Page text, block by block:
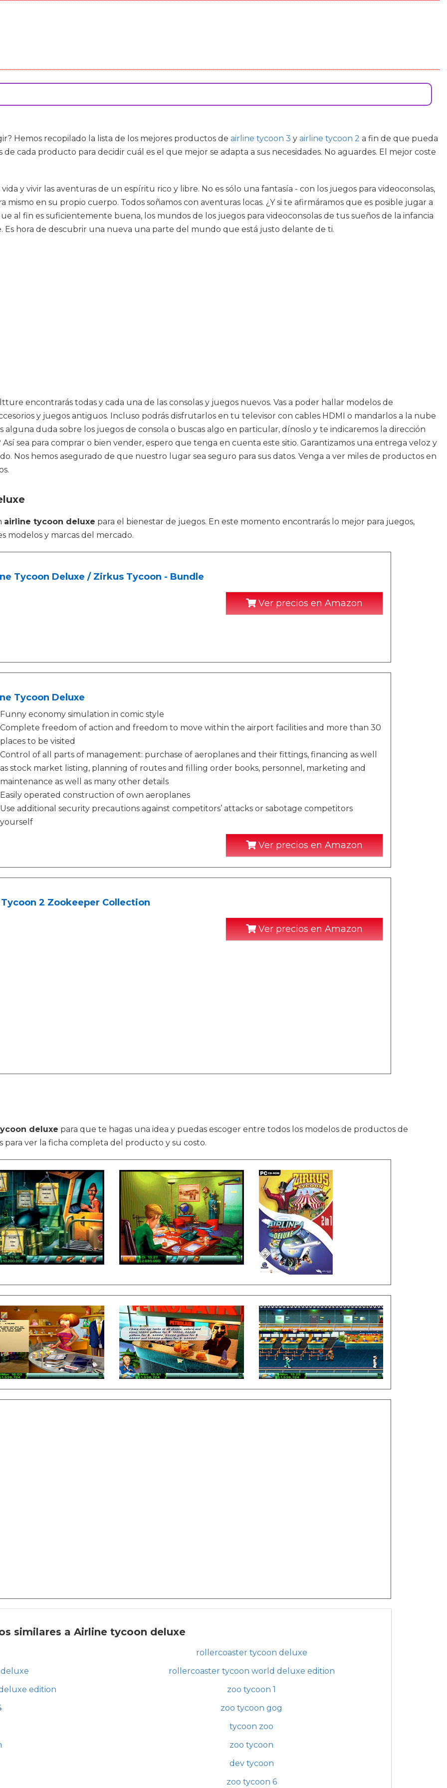
Hemos recopilado la lista de los mejores productos de airline tycoon 3 y airline tycoon 2 a fin de que pueda
cada producto para decidir cuál es el que mejor se adapta a sus necesidades. No aguardes. El mejor coste
y vivir las aventuras de un espíritu rico y libre. No es sólo una fantasía - con los juegos para videoconsolas,
en su propio cuerpo. Todos soñamos con aventuras locas. ¿Y si te afirmáramos que es posible jugar a
al fin es suficientemente buena, los mundos de los juegos para videoconsolas de tus sueños de la infancia
Es hora de descubrir una nueva una parte del mundo que está justo delante de ti.
encontrarás todas y cada una de las consolas y juegos nuevos. Vas a poder hallar modelos de
y juegos antiguos. Incluso podrás disfrutarlos en tu televisor con cables HDMI o mandarlos a la nube
duda sobre los juegos de consola o buscas algo en particular, dínoslo y te indicaremos la dirección
sea para comprar o bien vender, espero que tenga en cuenta este sitio. Garantizamos una entrega veloz y
Nos hemos asegurado de que nuestro lugar sea seguro para sus datos. Venga a ver miles de productos en
airline tycoon deluxe para el bienestar de juegos. En este momento encontrarás lo mejor para juegos,
modelos y marcas del mercado.
Tycoon Deluxe / Zirkus Tycoon - Bundle
Ver precios en Amazon
Tycoon Deluxe
Funny economy simulation in comic style
Complete freedom of action and freedom to move within the airport facilities and more than 30
places to be visited
Control of all parts of management: purchase of aeroplanes and their fittings, financing as well
as stock market listing, planning of routes and filling order books, personnel, marketing and
maintenance as well as many other details
Easily operated construction of own aeroplanes
Use additional security precautions against competitors’ attacks or sabotage competitors
yourself
Ver precios en Amazon
2 Zookeeper Collection
Ver precios en Amazon
deluxe para que te hagas una idea y puedas escoger entre todos los modelos de productos de
para ver la ficha completa del producto y su costo.
similares a Airline tycoon deluxe
rollercoaster tycoon deluxe
rollercoaster tycoon world deluxe edition
edition
zoo tycoon 1
zoo tycoon gog
tycoon zoo
zoo tycoon
dev tycoon
zoo tycoon 6